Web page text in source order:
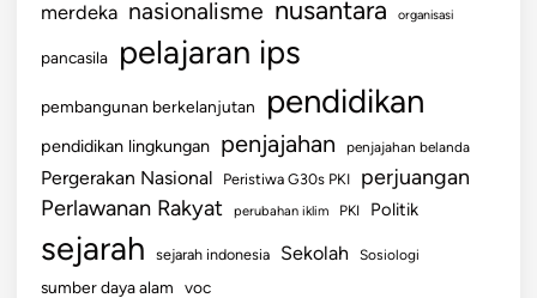
merdeka nasionalisme nusantara organisasi
pancasila pelajaran ips
pembangunan berkelanjutan pendidikan
pendidikan lingkungan penjajahan penjajahan belanda
Pergerakan Nasional Peristiwa G30s PKI perjuangan
Perlawanan Rakyat perubahan iklim PKI Politik
sejarah sejarah indonesia Sekolah Sosiologi
sumber daya alam voc